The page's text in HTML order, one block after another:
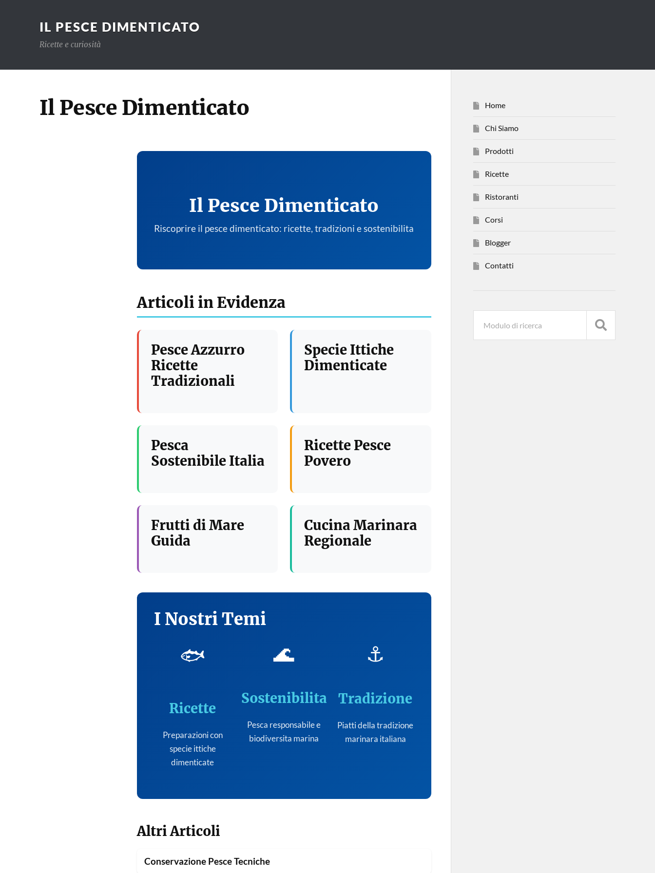
IL PESCE DIMENTICATO
Ricette e curiosità
Il Pesce Dimenticato
Il Pesce Dimenticato
Riscoprire il pesce dimenticato: ricette, tradizioni e sostenibilita
Articoli in Evidenza
Pesce Azzurro
Ricette
Tradizionali
Specie Ittiche
Dimenticate
Pesca
Sostenibile Italia
Ricette Pesce
Povero
Frutti di Mare
Guida
Cucina Marinara
Regionale
I Nostri Temi
🐟
Ricette
Preparazioni con
specie ittiche
dimenticate
🌊
Sostenibilita
Pesca responsabile e
biodiversita marina
⚓
Tradizione
Piatti della tradizione
marinara italiana
Altri Articoli
Conservazione Pesce Tecniche
Home
Chi Siamo
Prodotti
Ricette
Ristoranti
Corsi
Blogger
Contatti